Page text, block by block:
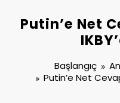
Putin’e Net
Başlangıç
Putin’e Net